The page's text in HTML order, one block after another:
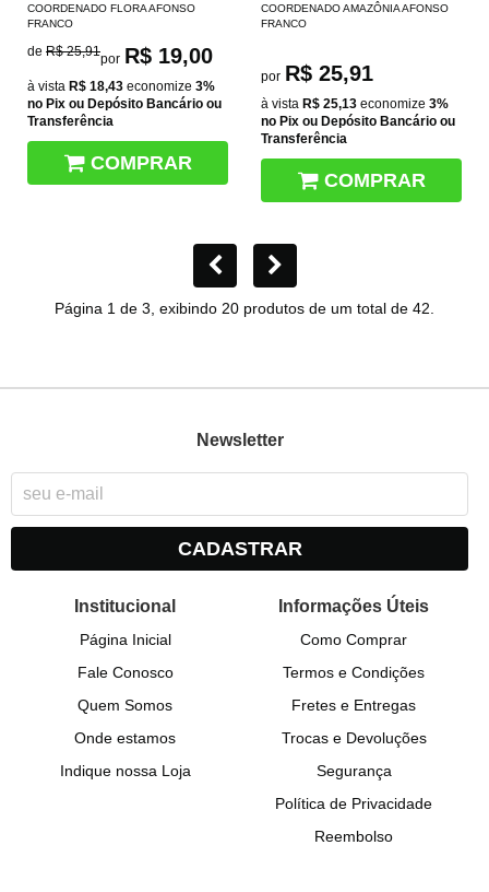
COORDENADO FLORA AFONSO
FRANCO
de R$ 25,91por R$ 19,00
à vista R$ 18,43 economize 3%
no Pix ou Depósito Bancário ou
Transferência
COMPRAR
COORDENADO AMAZÔNIA AFONSO
FRANCO
por R$ 25,91
à vista R$ 25,13 economize 3%
no Pix ou Depósito Bancário ou
Transferência
COMPRAR
Página 1 de 3, exibindo 20 produtos de um total de 42.
Newsletter
CADASTRAR
Institucional
Página Inicial
Fale Conosco
Quem Somos
Onde estamos
Indique nossa Loja
Informações Úteis
Como Comprar
Termos e Condições
Fretes e Entregas
Trocas e Devoluções
Segurança
Política de Privacidade
Reembolso